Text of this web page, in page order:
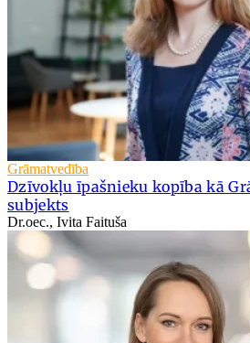
Grāmatvedība
Dzīvokļu īpašnieku kopība kā
subjekts
Dr.oec., Ivita Faituša